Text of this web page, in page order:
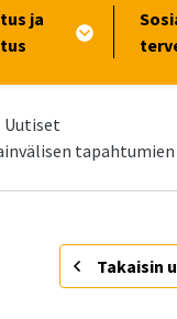
ja
Uutiset
- Takaisin